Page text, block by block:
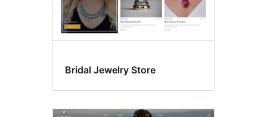
Bridal Jewelry Store